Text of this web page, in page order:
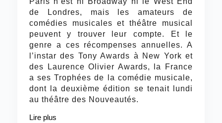
de Londres, mais les amateurs de
comédies musicales et théâtre musical
peuvent y trouver leur compte. Et le
genre a ces récompenses annuelles. A
l’instar des Tony Awards à New York et
des Laurence Olivier Awards, la France
a ses Trophées de la comédie musicale,
dont la deuxième édition se tenait lundi
au théâtre des Nouveautés.
Lire plus